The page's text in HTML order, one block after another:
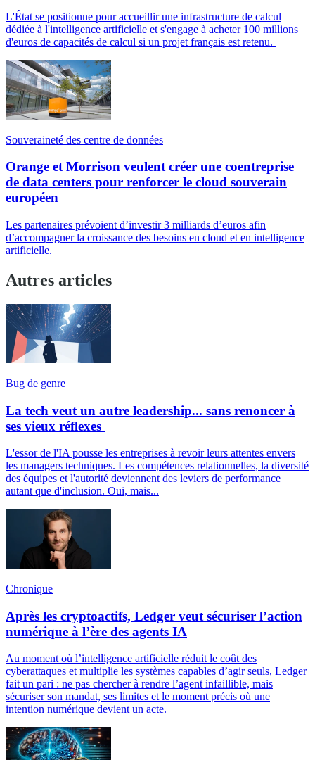
L'État se positionne pour accueillir une infrastructure de calcul
dédiée à l'intelligence artificielle et s'engage à acheter 100 millions
d'euros de capacités de calcul si un projet français est retenu.
Souveraineté des centre de données
Orange et Morrison veulent créer une coentreprise
de data centers pour renforcer le cloud souverain
européen
Les partenaires prévoient d’investir 3 milliards d’euros afin
d’accompagner la croissance des besoins en cloud et en intelligence
artificielle.
Autres articles
Bug de genre
La tech veut un autre leadership... sans renoncer à
ses vieux réflexes
L'essor de l'IA pousse les entreprises à revoir leurs attentes envers
les managers techniques. Les compétences relationnelles, la diversité
des équipes et l'autorité deviennent des leviers de performance
autant que d'inclusion. Oui, mais...
Chronique
Après les cryptoactifs, Ledger veut sécuriser l’action
numérique à l’ère des agents IA
Au moment où l’intelligence artificielle réduit le coût des
cyberattaques et multiplie les systèmes capables d’agir seuls, Ledger
fait un pari : ne pas chercher à rendre l’agent infaillible, mais
sécuriser son mandat, ses limites et le moment précis où une
intention numérique devient un acte.